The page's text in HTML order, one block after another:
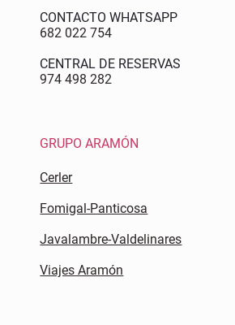
CONTACTO WHATSAPP
682 022 754
CENTRAL DE RESERVAS
974 498 282
GRUPO ARAMÓN
Cerler
Fomigal-Panticosa
Javalambre-Valdelinares
Viajes Aramón